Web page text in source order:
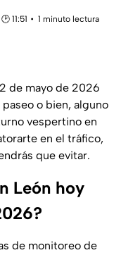
11:51
1 minuto lectura
de mayo de 2026
o bien, alguno
vespertino en
en el tráfico,
que evitar.
León hoy
de monitoreo de